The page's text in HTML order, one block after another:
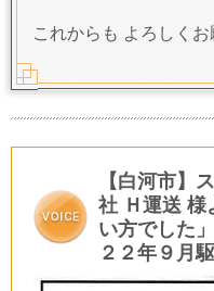
これからも よろしくお
【白河市】
社 Ｈ運送 様
い方でした
２２年９月駆